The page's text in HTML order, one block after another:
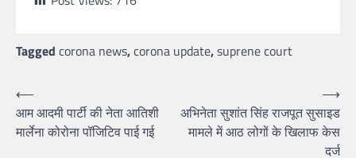
Tagged corona news,corona update,suprene court
⟵
आम आदमी पार्टी की नेता आतिशी
मार्लेना कोरोना पॉजिटिव पाई गई
अभिनेता सुशांत सिंह राजपूत सुसाइड
मामले में आठ लोगों के खिलाफ केस
दर्ज
⟶